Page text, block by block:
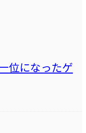
位になったゲ